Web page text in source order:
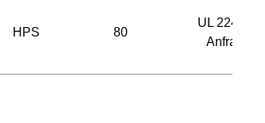
HPS 80
UL 224 auf
Anfrage